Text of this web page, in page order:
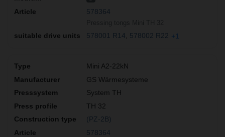
578364
578001 R14 578002 R22 +1
Mini A2-22kN
GS Wärmesysteme
System TH
TH 32
(PZ-2B)
578364